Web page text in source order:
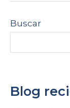
Buscar
Blog